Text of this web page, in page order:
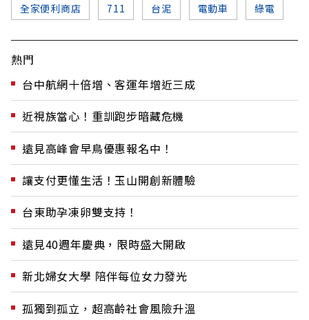
全家便利商店 711 台泥 電動車 綠電
熱門
台中航網十倍增、客運年增近三成
近視族當心！重訓跑步暗藏危機
遠見高峰會早鳥優惠報名中！
讓支付更懂生活！玉山開創新體驗
台東助孕凍卵雙支持！
遠見40週年慶典，限時盛大開啟
新北婦女大學 陪伴每位女力發光
孤獨到孤立，超高齡社會風險升溫